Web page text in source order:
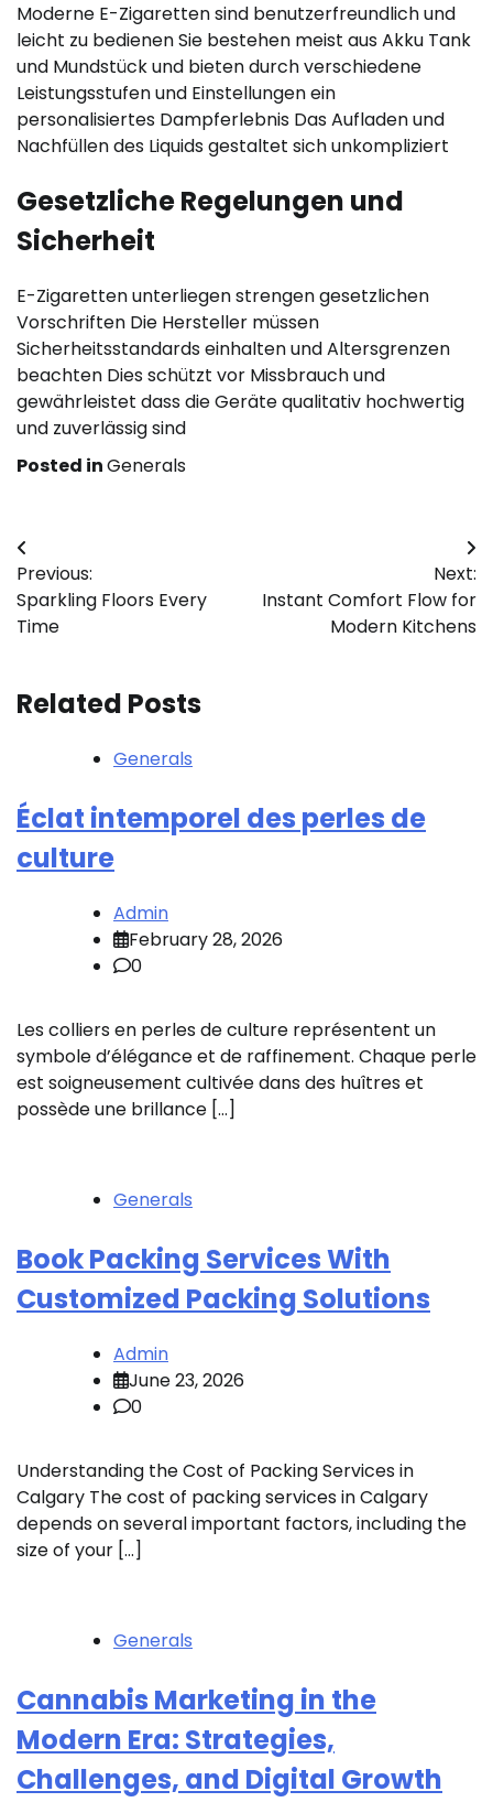
Moderne E-Zigaretten sind benutzerfreundlich und
leicht zu bedienen Sie bestehen meist aus Akku Tank
und Mundstück und bieten durch verschiedene
Leistungsstufen und Einstellungen ein
personalisiertes Dampferlebnis Das Aufladen und
Nachfüllen des Liquids gestaltet sich unkompliziert
Gesetzliche Regelungen und
Sicherheit
E-Zigaretten unterliegen strengen gesetzlichen
Vorschriften Die Hersteller müssen
Sicherheitsstandards einhalten und Altersgrenzen
beachten Dies schützt vor Missbrauch und
gewährleistet dass die Geräte qualitativ hochwertig
und zuverlässig sind
Posted inGenerals
Post
navigation
Previous:
Sparkling Floors Every
Time
Next:
Instant Comfort Flow for
Modern Kitchens
Related Posts
Generals
Éclat intemporel des perles de
culture
Admin
February 28, 2026
0
Les colliers en perles de culture représentent un
symbole d’élégance et de raffinement. Chaque perle
est soigneusement cultivée dans des huîtres et
possède une brillance […]
Generals
Book Packing Services With
Customized Packing Solutions
Admin
June 23, 2026
0
Understanding the Cost of Packing Services in
Calgary The cost of packing services in Calgary
depends on several important factors, including the
size of your […]
Generals
Cannabis Marketing in the
Modern Era: Strategies,
Challenges, and Digital Growth